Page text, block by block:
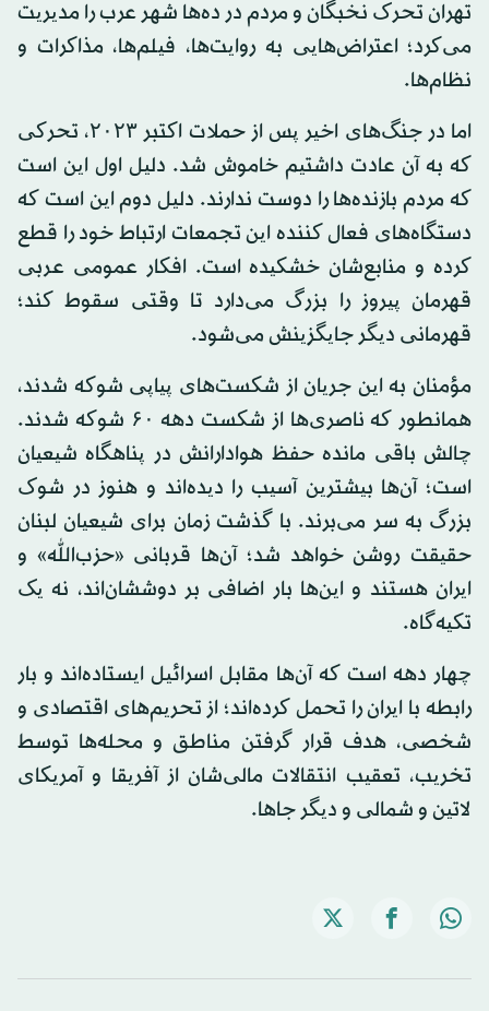
تهران تحرک نخبگان و مردم در ده‌ها شهر عرب را مدیریت
می‌کرد؛ اعتراض‌هایی به روایت‌ها، فیلم‌ها، مذاکرات و
نظام‌ها.
اما در جنگ‌های اخیر پس از حملات اکتبر ۲۰۲۳، تحرکی
که به آن عادت داشتیم خاموش شد. دلیل اول این است
که مردم بازنده‌ها را دوست ندارند. دلیل دوم این است که
دستگاه‌های فعال کننده این تجمعات ارتباط خود را قطع
کرده و منابع‌شان خشکیده است. افکار عمومی عربی
قهرمان پیروز را بزرگ می‌دارد تا وقتی سقوط کند؛
قهرمانی دیگر جایگزینش می‌شود.
مؤمنان به این جریان از شکست‌های پیاپی شوکه شدند،
همانطور که ناصری‌ها از شکست دهه ۶۰ شوکه شدند.
چالش باقی مانده حفظ هوادارانش در پناهگاه شیعیان
است؛ آن‌ها بیشترین آسیب را دیده‌اند و هنوز در شوک
بزرگ به سر می‌برند. با گذشت زمان برای شیعیان لبنان
حقیقت روشن خواهد شد؛ آن‌ها قربانی «حزب‌الله» و
ایران هستند و این‌ها بار اضافی بر دوششان‌اند، نه یک
تکیه‌گاه.
چهار دهه است که آن‌ها مقابل اسرائیل ایستاده‌اند و بار
رابطه با ایران را تحمل کرده‌اند؛ از تحریم‌های اقتصادی و
شخصی، هدف قرار گرفتن مناطق و محله‌ها توسط
تخریب، تعقیب انتقالات مالی‌شان از آفریقا و آمریکای
لاتین و شمالی و دیگر جاها.